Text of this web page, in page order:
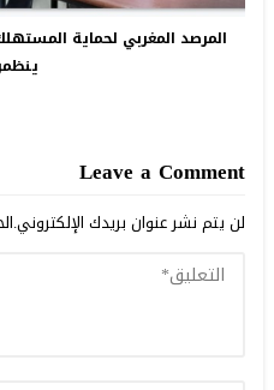
المرصد المغربي لحماية
Leave a Comment
لن يتم نشر عنوان بريدك الإلكتروني.